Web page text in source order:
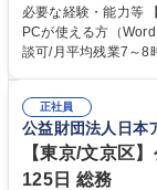
様相談室でのお仕事です。 日々お客様からいただくキリン
意見を、企業活動に
って対応、情報提供
平均100件前後■メール・手紙：同
相談室】お客様のお
必要な経験・能力等
PCが使える方（
談可/月平均残業7～8時間程度 【入社後の研修】着任
すのでご安心くださ
う会社として、お客
を込めてコミュニケ
す。 学歴・資格 学歴：大学院 大学 高専 短大 専修学校 高校 語学力： 資
正社員
公益財団法人日本
【東京/文京区
125日 総務